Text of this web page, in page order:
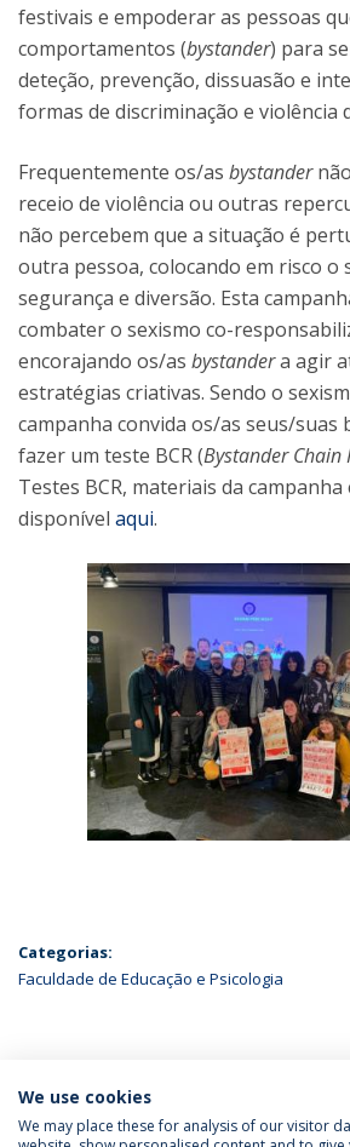
festivais e empoderar as pessoas
comportamentos (bystander) para
deteção, prevenção, dissuasão e
formas de discriminação e violência
Frequentemente os/as bystander
receio de violência ou outras
não percebem que a situação é
outra pessoa, colocando em risco o
segurança e diversão. Esta
combater o sexismo co-
encorajando os/as bystandera agir
estratégias criativas. Sendo o
campanha convida os/as seus/suas
fazer um teste BCR (Bystander Chain
Testes BCR, materiais da
disponível aqui.
Categorias:
Faculdade de Educação e Psicologia
ÚLTIMAS NOTÍCIAS
We use cookies
We may place these for analysis of our visitor